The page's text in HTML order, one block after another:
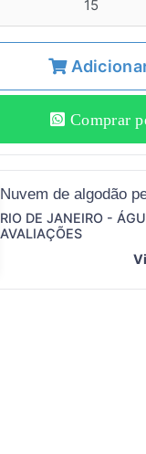
Comprar
Nuvem de algodão
RIO DE JANEIRO -
AVALIAÇÕES